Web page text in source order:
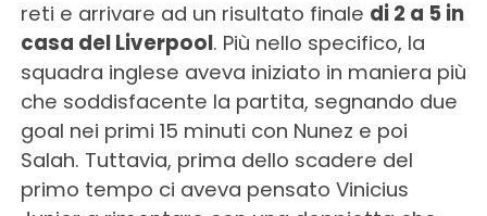
reti e arrivare ad un risultato finale di 2 a 5 in
casa del Liverpool. Più nello specifico, la
squadra inglese aveva iniziato in maniera più
che soddisfacente la partita, segnando due
goal nei primi 15 minuti con Nunez e poi
Salah. Tuttavia, prima dello scadere del
primo tempo ci aveva pensato Vinicius